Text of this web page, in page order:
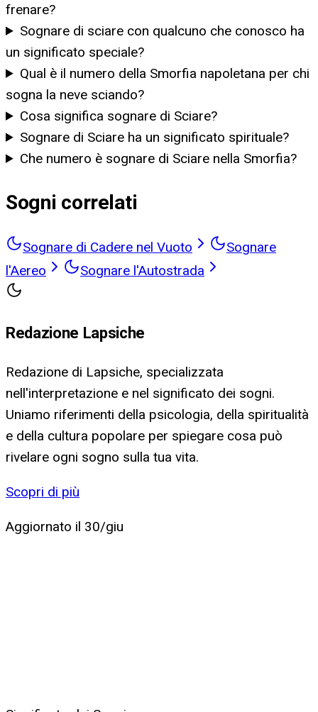
frenare?
Sognare di sciare con qualcuno che conosco ha
un significato speciale?
Qual è il numero della Smorfia napoletana per chi
sogna la neve sciando?
Cosa significa sognare di Sciare?
Sognare di Sciare ha un significato spirituale?
Che numero è sognare di Sciare nella Smorfia?
Sogni correlati
Sognare di Cadere nel Vuoto
Sognare
l'Aereo
Sognare l'Autostrada
Redazione Lapsiche
Redazione di Lapsiche, specializzata
nell'interpretazione e nel significato dei sogni.
Uniamo riferimenti della psicologia, della spiritualità
e della cultura popolare per spiegare cosa può
rivelare ogni sogno sulla tua vita.
Scopri di più
Aggiornato il 30/giu